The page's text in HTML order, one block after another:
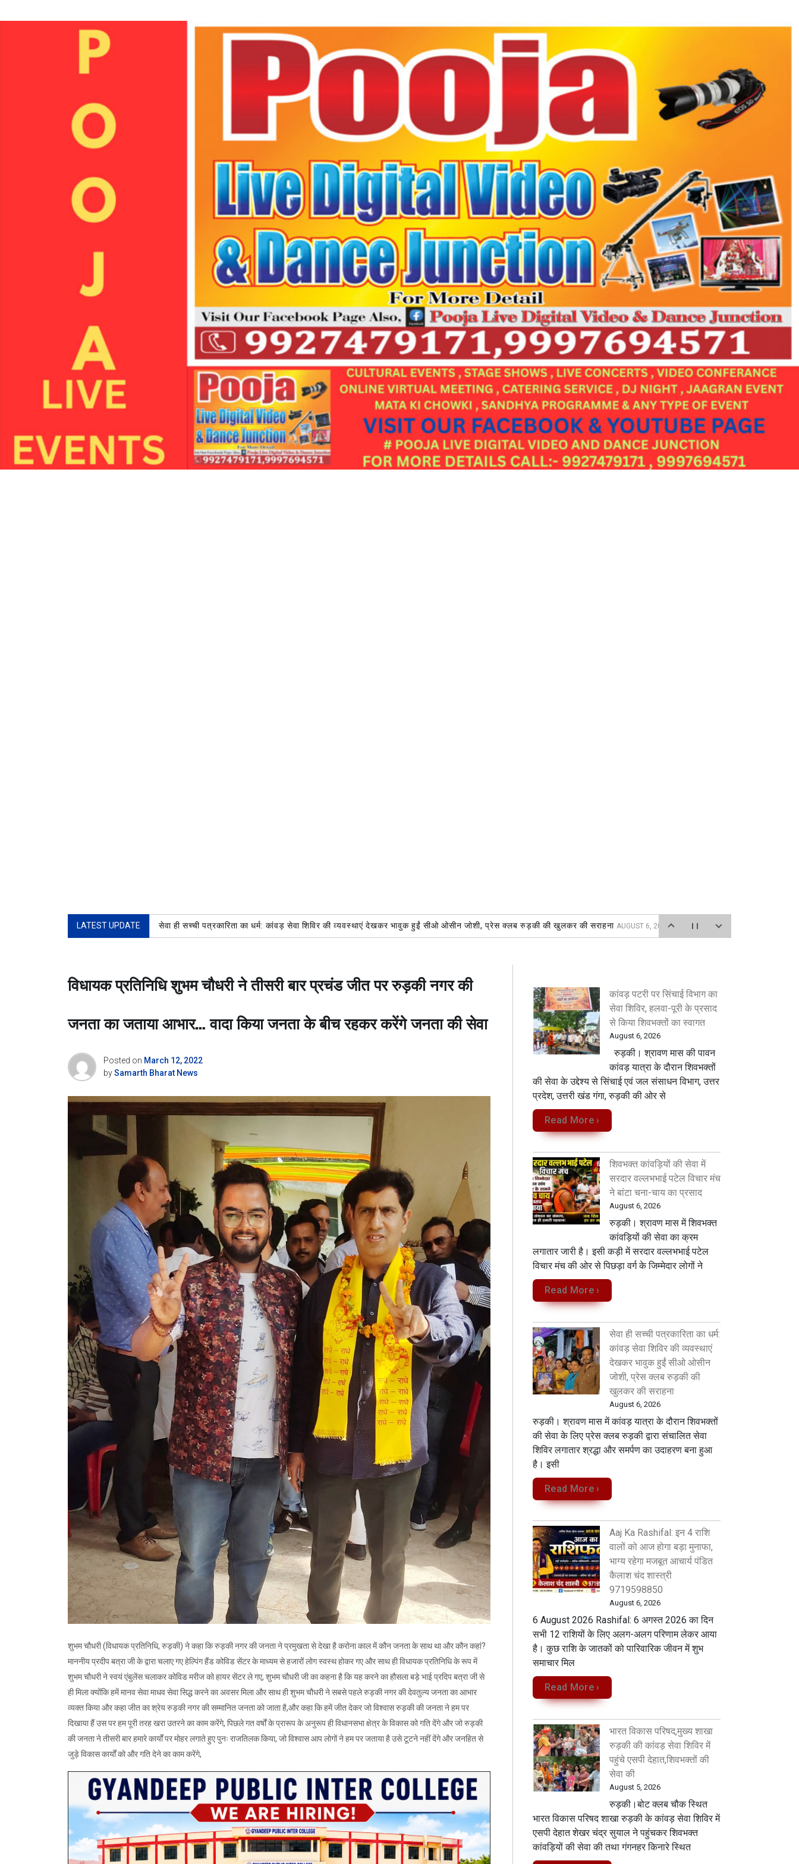
LATEST UPDATE सेवा ही सच्ची पत्रकारिता का धर्म: कांवड़ सेवा शिविर की व्यवस्थाएं देखकर भावुक हुईं सीओ ओसीन जोशी, प्रेस क्लब रुड़की की खुलकर की सराहना AUGUST 6, 2026
विधायक प्रतिनिधि शुभम चौधरी ने तीसरी बार प्रचंड जीत पर रुड़की नगर की
जनता का जताया आभार… वादा किया जनता के बीच रहकर करेंगे जनता की सेवा
Posted on March 12, 2022
bySamarth Bharat News
शुभम चौधरी (विधायक प्रतिनिधि, रुड़की) ने कहा कि रुड़की नगर की जनता ने प्रमुखता से देखा है करोना काल में कौन जनता के साथ था और कौन कहां?
माननीय प्रदीप बत्रा जी के द्वारा चलाए गए हेल्पिंग हैंड कोविड सेंटर के माध्यम से हजारों लोग स्वस्थ होकर गए और साथ ही विधायक प्रतिनिधि के रूप में
शुभम चौधरी ने स्वयं एंबुलेंस चलाकर कोविड मरीज को हायर सेंटर ले गए, शुभम चौधरी जी का कहना है कि यह करने का हौसला बड़े भाई प्रदिप बत्रा जी से
ही मिला क्योंकि हमें मानव सेवा माधव सेवा सिद्ध करने का अवसर मिला और साथ ही शुभम चौधरी ने सबसे पहले रुड़की नगर की देवतुल्य जनता का आभार
व्यक्त किया और कहा जीत का श्रेय रुड़की नगर की सम्मानित जनता को जाता है,और कहा कि हमें जीत देकर जो विश्वास रुड़की की जनता ने हम पर
दिखाया हैं उस पर हम पूरी तरह खरा उतरने का काम करेंगे, पिछले गत वर्षों के प्रारूप के अनुरूप ही विधानसभा क्षेत्र के विकास को गति देंगे और जो रुड़की
की जनता ने तीसरी बार हमारे कार्यों पर मोहर लगाते हुए पुनः राजतिलक किया, जो विश्वास आप लोगों ने हम पर जताया है उसे टूटने नहीं देंगे और जनहित से
जुड़े विकास कार्यों को और गति देने का काम करेंगे,
कांवड़ पटरी पर सिंचाई विभाग का
सेवा शिविर, हलवा-पूरी के प्रसाद
से किया शिवभक्तों का स्वागत
August 6, 2026
रुड़की। श्रावण मास की पावन
कांवड़ यात्रा के दौरान शिवभक्तों
की सेवा के उद्देश्य से सिंचाई एवं जल संसाधन विभाग, उत्तर
प्रदेश, उत्तरी खंड गंगा, रुड़की की ओर से
Read More ›
शिवभक्त कांवड़ियों की सेवा में
सरदार वल्लभभाई पटेल विचार मंच
ने बांटा चना-चाय का प्रसाद
August 6, 2026
रुड़की। श्रावण मास में शिवभक्त
कांवड़ियों की सेवा का क्रम
लगातार जारी है। इसी कड़ी में सरदार वल्लभभाई पटेल
विचार मंच की ओर से पिछड़ा वर्ग के जिम्मेदार लोगों ने
Read More ›
सेवा ही सच्ची पत्रकारिता का धर्म:
कांवड़ सेवा शिविर की व्यवस्थाएं
देखकर भावुक हुईं सीओ ओसीन
जोशी, प्रेस क्लब रुड़की की
खुलकर की सराहना
August 6, 2026
रुड़की। श्रावण मास में कांवड़ यात्रा के दौरान शिवभक्तों
की सेवा के लिए प्रेस क्लब रुड़की द्वारा संचालित सेवा
शिविर लगातार श्रद्धा और समर्पण का उदाहरण बना हुआ
है। इसी
Read More ›
Aaj Ka Rashifal: इन 4 राशि
वालों को आज होगा बड़ा मुनाफा,
भाग्य रहेगा मजबूत आचार्य पंडित
कैलाश चंद शास्त्री
9719598850
August 6, 2026
6 August 2026 Rashifal: 6 अगस्त 2026 का दिन
सभी 12 राशियों के लिए अलग-अलग परिणाम लेकर आया
है। कुछ राशि के जातकों को पारिवारिक जीवन में शुभ
समाचार मिल
Read More ›
भारत विकास परिषद,मुख्य शाखा
रुड़की की कांवड़ सेवा शिविर में
पहुंचे एसपी देहात,शिवभक्तों की
सेवा की
August 5, 2026
रुड़की।बोट क्लब चौक स्थित
भारत विकास परिषद शाखा रुड़की के कांवड़ सेवा शिविर में
एसपी देहात शेखर चंद्र सुयाल ने पहुंचकर शिवभक्त
कांवड़ियों की सेवा की तथा गंगनहर किनारे स्थित